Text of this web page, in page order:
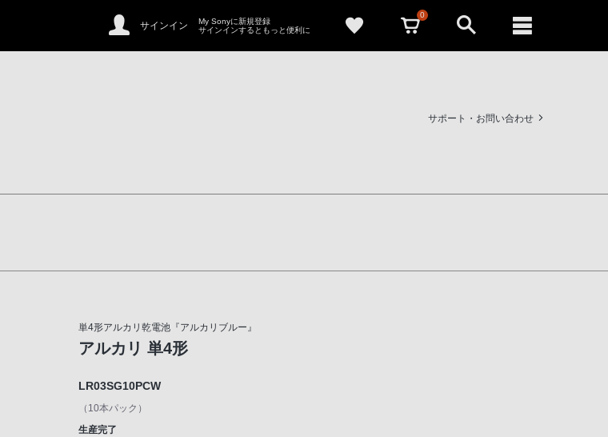
サインイン
My Sonyに新規登録
サインインするともっと便利に
0
サポート・お問い合わせ
単4形アルカリ乾電池『アルカリブルー』
アルカリ 単4形
LR03SG10PCW
（10本パック）
生産完了